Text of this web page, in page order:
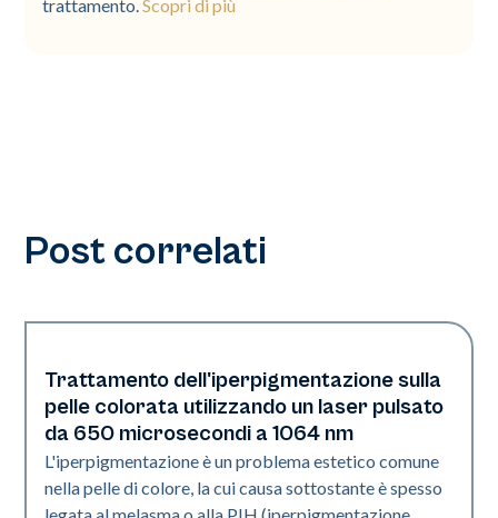
trattamento.Scopri di più
Post correlati
Pelle di colore
Trattamento dell'iperpigmentazione sulla
pelle colorata utilizzando un laser pulsato
da 650 microsecondi a 1064 nm
L'iperpigmentazione è un problema estetico comune
nella pelle di colore, la cui causa sottostante è spesso